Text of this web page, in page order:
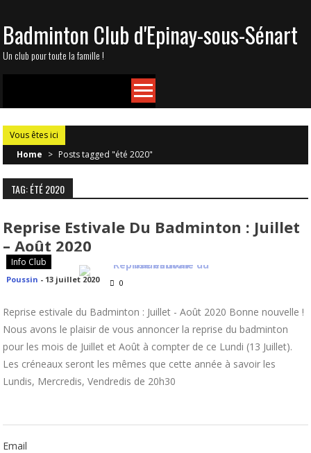
to
content
Badminton Club d'Epinay-sous-Sénart
Un club pour toute la famille !
Vous êtes ici
Home > Posts tagged "été 2020"
TAG: ÉTÉ 2020
Reprise Estivale Du Badminton : Juillet
– Août 2020
Info Club
Poussin - 13 juillet 2020 0
Reprise estivale du Badminton : Juillet - Août 2020 Bonne nouvelle !
Nous avons le plaisir de vous annoncer la reprise du badminton
pour les mois de Juillet et Août à compter de ce Lundi (13 Juillet).
Les créneaux seront les mêmes que cette année à savoir les
Lundis, Mercredis, Vendredis de 20h30
Email